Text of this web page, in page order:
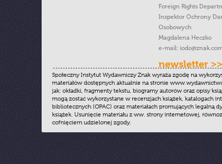
Foreign Rights
Inspektor Ochrony
Osobowych
Magdalena Heczko
e-mail:
newsletter >>
Społeczny Instytut Wydawniczy Znak wyraża zgodę na
materiałów dostępnych aktualnie na stronie
jak: okładki, fragmenty tekstu, biogramy autorów oraz opisy
mogą zostać wykorzystane w recenzjach książek, katalogach
bibliotecznych (OPAC) oraz materiałach promujących legalną
książek. Usunięcie materiału z ww. strony internetowej,
cofnięciem udzielonej zgody.